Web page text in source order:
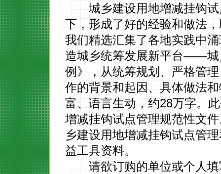
城乡建设用地增减挂钩试
下，形成了好的经验和做法
我们精选汇集了各地实践中
造城乡统筹发展新平台——城
例》，从统筹规划、严格管
作的背景和起因、具体做法
富、语言生动，约28万字。
增减挂钩试点管理规范性文
乡建设用地增减挂钩试点管
益工具资料。
请欲订购的单位或个人填